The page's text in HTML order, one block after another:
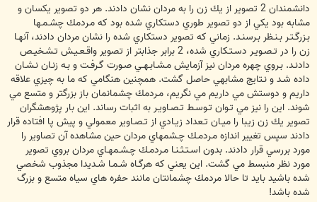
دانشمندان 2 تصوير از يك زن را به مردان نشان دادند. هر دو تصوير يكسان و
مشابه بود يكي از دو تصوير طوري دستكاري شده بود كه مـردمك چشـمـها
بـزرگـتـر بـنـظر بـرسنـد. زماني كه تصوير دستكاري شده را نشان مردان دادند، آنهـا
زن را در تـصـويـر دسـتـكاري شده، 2 برابر جذابتر از تصوير واقـعـيـش تـشـخيـص
دادنـد. بـروي چهره مردان نيز آزمايش مـشـابـهـي صـورت گـرفـت و بـه زنـان نـشـان
داده شـد و نـتايج مشابهي حاصل گشت. همچنين هنگامي كه ما به چيزي علاقه
داريم و دوستش مي داريم مي نگريم، مـردمك چشمانمان باز بزرگتر و متسع مي
شوند. اين را نيز مي تـوان تـوسـط تـصـاويـر به اثبات رساند. اين بار پژوهشگران
تصوير يك زن زيبا را ميـان تـعداد زيـادي از تـصـاوير معمولي و پيش پا افتاده قرار
دادند سپس تغيير اندازه مـردمـك چـشمهاي مردان حين مشاهده آن تصاوير را
مورد بررسي قرار دادند. بدون اسـتـثـنـا مـردمـك چـشـمهـاي مردان بروي تصوير
مورد نظر منبسط مي گشت. اين يعني كه هرگـاه شـمـا شـديدا مجذوب شخصي
شده باشيد بايد تا حالا مردمك چشمانتان مانند حفره هاي سياه متسع و بزرگ
شده باشد!